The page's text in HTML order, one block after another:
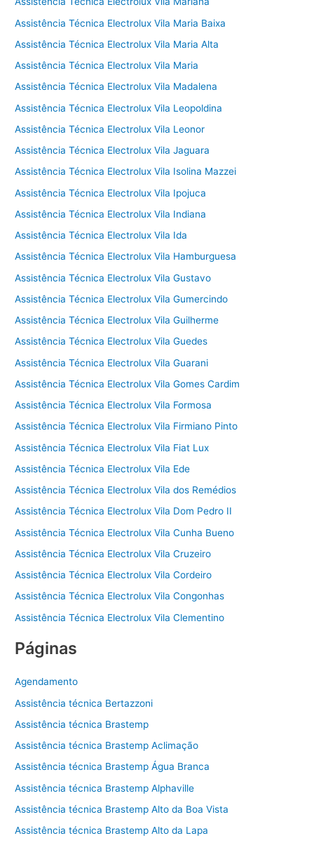
Assistência Técnica Electrolux Vila Maria Baixa
Assistência Técnica Electrolux Vila Maria Alta
Assistência Técnica Electrolux Vila Maria
Assistência Técnica Electrolux Vila Madalena
Assistência Técnica Electrolux Vila Leopoldina
Assistência Técnica Electrolux Vila Leonor
Assistência Técnica Electrolux Vila Jaguara
Assistência Técnica Electrolux Vila Isolina Mazzei
Assistência Técnica Electrolux Vila Ipojuca
Assistência Técnica Electrolux Vila Indiana
Assistência Técnica Electrolux Vila Ida
Assistência Técnica Electrolux Vila Hamburguesa
Assistência Técnica Electrolux Vila Gustavo
Assistência Técnica Electrolux Vila Gumercindo
Assistência Técnica Electrolux Vila Guilherme
Assistência Técnica Electrolux Vila Guedes
Assistência Técnica Electrolux Vila Guarani
Assistência Técnica Electrolux Vila Gomes Cardim
Assistência Técnica Electrolux Vila Formosa
Assistência Técnica Electrolux Vila Firmiano Pinto
Assistência Técnica Electrolux Vila Fiat Lux
Assistência Técnica Electrolux Vila Ede
Assistência Técnica Electrolux Vila dos Remédios
Assistência Técnica Electrolux Vila Dom Pedro II
Assistência Técnica Electrolux Vila Cunha Bueno
Assistência Técnica Electrolux Vila Cruzeiro
Assistência Técnica Electrolux Vila Cordeiro
Assistência Técnica Electrolux Vila Congonhas
Assistência Técnica Electrolux Vila Clementino
Páginas
Agendamento
Assistência técnica Bertazzoni
Assistência técnica Brastemp
Assistência técnica Brastemp Aclimação
Assistência técnica Brastemp Água Branca
Assistência técnica Brastemp Alphaville
Assistência técnica Brastemp Alto da Boa Vista
Assistência técnica Brastemp Alto da Lapa